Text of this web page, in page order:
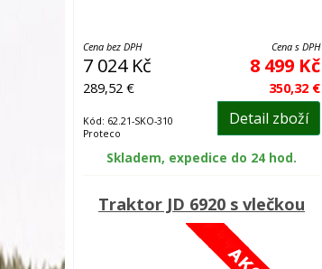
Cena bez DPH
7 024 Kč
289,52 €
Cena s DPH
8 499 Kč
350,32 €
Kód: 62.21-SKO-310
Proteco
Detail zboží
Skladem, expedice do 24 hod.
Traktor JD 6920 s vlečkou